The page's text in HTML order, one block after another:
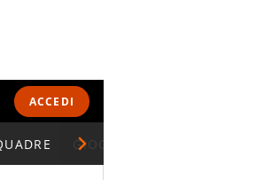
ACCEDI
E CLASSIFICHEGIOCATORI SERIE A